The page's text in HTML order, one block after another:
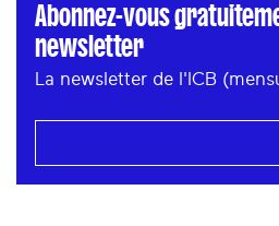
Abonnez-vous
newsletter
La newsletter de l'ICB